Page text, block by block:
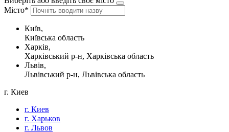
Місто*
Київ,
Київська область
Харків,
Харківський р-н, Харківська область
Львів,
Львівський р-н, Львівська область
г. Киев
г. Киев
г. Харьков
г. Львов